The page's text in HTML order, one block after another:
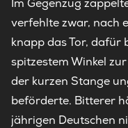
Im Gegenzug
verfehlte zwar, nach
knapp das Tor, dafür
spitzestem Winkel
der kurzen Stange
beförderte. Bitterer
jährigen Deutschen